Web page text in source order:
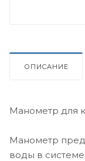
ОПИСАНИЕ
Манометр для
Манометр
воды в